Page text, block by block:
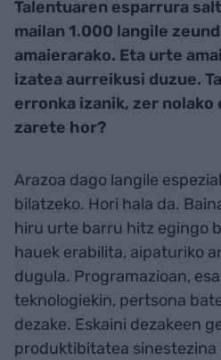
Talentuaren esparrura
mailan 1.000 langile
amaierarako. Eta urte
izatea aurreikusi duzue.
erronka izanik, zer
zarete hor?
Arazoa dago langile
bilatzeko. Hori hala da.
hiru urte barru hitz egingo
hauek erabilita, aipaturiko
dugula. Programazioan,
teknologiekin, pertsona
dezake. Eskaini dezakeen
produktibitatea sinestezina